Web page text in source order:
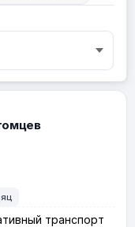
транспорт